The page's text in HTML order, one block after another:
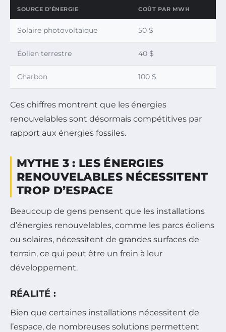
SOURCE D’ÉNERGIE COÛT PAR MWH
Solaire photovoltaïque 50 $
Éolien terrestre 40 $
Charbon 100 $
Ces chiffres montrent que les énergies
renouvelables sont désormais compétitives par
rapport aux énergies fossiles.
MYTHE 3 : LES ÉNERGIES
RENOUVELABLES NÉCESSITENT
TROP D’ESPACE
Beaucoup de gens pensent que les installations
d’énergies renouvelables, comme les parcs éoliens
ou solaires, nécessitent de grandes surfaces de
terrain, ce qui peut être un frein à leur
développement.
RÉALITÉ :
Bien que certaines installations nécessitent de
l’espace, de nombreuses solutions permettent